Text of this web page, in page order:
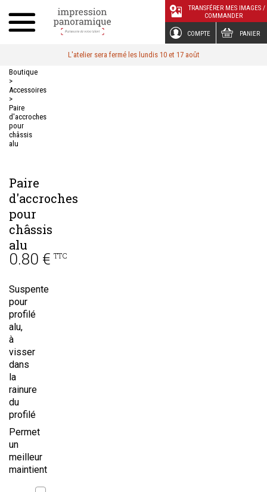
COMPTE PANIER
TRANSFÉRER MES IMAGES /
COMMANDER
L'atelier sera fermé les lundis 10 et 17 août
Boutique
>
Accessoires
>
Paire
d'accroches
pour
châssis
alu
Paire
d'accroches
pour
châssis
alu
0.80 € TTC
Suspente
pour
profilé
alu,
à
visser
dans
la
rainure
du
profilé
Permet
un
meilleur
maintient